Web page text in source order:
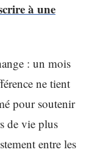
à une
: un mois
ne tient
pour soutenir
de vie plus
entre les